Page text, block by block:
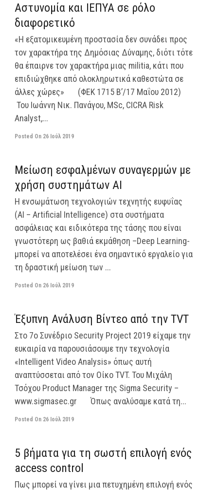
Αστυνομία και ΙΕΠΥΑ σε ρόλο
διαφορετικό
«Η εξατομικευμένη προστασία δεν συνάδει προς
τον χαρακτήρα της Δημόσιας Δύναμης, διότι τότε
θα έπαιρνε τον χαρακτήρα μιας militia, κάτι που
επιδιώχθηκε από ολοκληρωτικά καθεστώτα σε
άλλες χώρες» (ΦΕΚ 1715 Β’/17 Μαΐου 2012)
Του Ιωάννη Νικ. Πανάγου, MSc, CICRA Risk
Analyst,...
Posted On 26 Ιούλ 2019
Μείωση εσφαλμένων συναγερμών με
χρήση συστημάτων ΑΙ
Η ενσωμάτωση τεχνολογιών τεχνητής ευφυΐας
(ΑΙ – Artificial Intelligence) στα συστήματα
ασφάλειας και ειδικότερα της τάσης που είναι
γνωστότερη ως βαθιά εκμάθηση –Deep Learning-
μπορεί να αποτελέσει ένα σημαντικό εργαλείο για
τη δραστική μείωση των ...
Posted On 26 Ιούλ 2019
Έξυπνη Ανάλυση Βίντεο από την TVT
Στο 7ο Συνέδριο Security Project 2019 είχαμε την
ευκαιρία να παρουσιάσουμε την τεχνολογία
«Intelligent Video Analysis» όπως αυτή
αναπτύσσεται από τον Οίκο TVT. Του Μιχάλη
Τσόχου Product Manager της Sigma Security –
www.sigmasec.gr Όπως αναλύσαμε κατά τη...
Posted On 26 Ιούλ 2019
5 βήματα για τη σωστή επιλογή ενός
access control
Πως μπορεί να γίνει μια πετυχημένη επιλογή ενός